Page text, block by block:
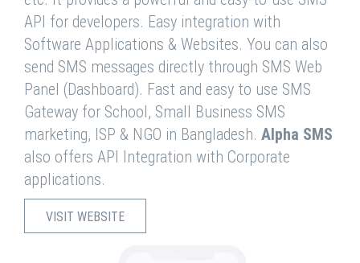
API for developers. Easy integration with
Software Applications & Websites. You can also
send SMS messages directly through SMS Web
Panel (Dashboard). Fast and easy to use SMS
Gateway for School, Small Business SMS
marketing, ISP & NGO in Bangladesh. Alpha SMS
also offers API Integration with Corporate
applications.
VISIT WEBSITE